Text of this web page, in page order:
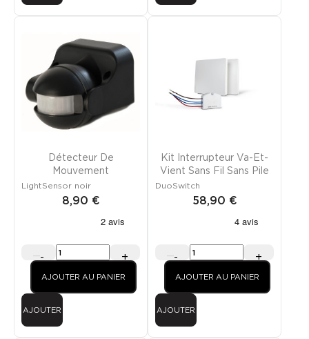
Détecteur De
Mouvement
LightSensor noir
8,90 €
- +
AJOUTER AU PANIER
AJOUTER
Kit Interrupteur Va-Et-
Vient Sans Fil Sans Pile
DuoSwitch
58,90 €
- +
AJOUTER AU PANIER
AJOUTER